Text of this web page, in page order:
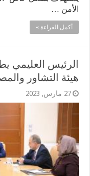
الأمن …
أكمل القراءة »
الرئيس العليمي
هيئة التشاور
27 مارس, 2023